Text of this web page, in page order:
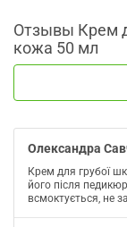
Отзывы Крем
кожа 50 мл
Олександра
Крем для грубої
його після
всмоктується, не